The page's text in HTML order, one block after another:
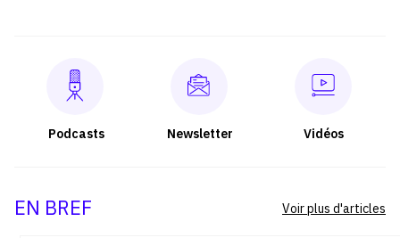
Podcasts Newsletter Vidéos
EN BREF Voir plus d'articles